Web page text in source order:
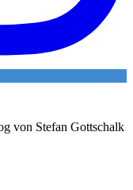
von Stefan Gottschalk